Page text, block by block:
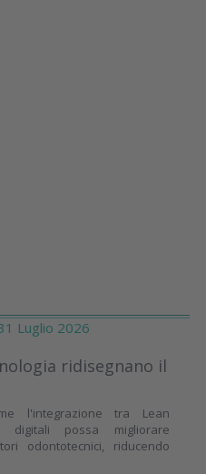
Luglio 2026
ridisegnano il
l'integrazione tra Lean
digitali possa migliorare
odontotecnici, riducendo